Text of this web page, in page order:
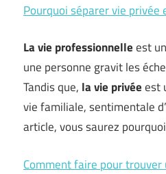
Pourquoi séparer vie privée
La vie professionnelleest
une personne gravit les
Tandis que, la vie privéeest
vie familiale, sentimentale
article, vous saurez
Comment faire pour trouver